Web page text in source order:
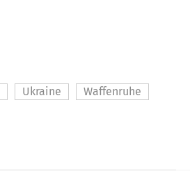
Ukraine
Waffenruhe